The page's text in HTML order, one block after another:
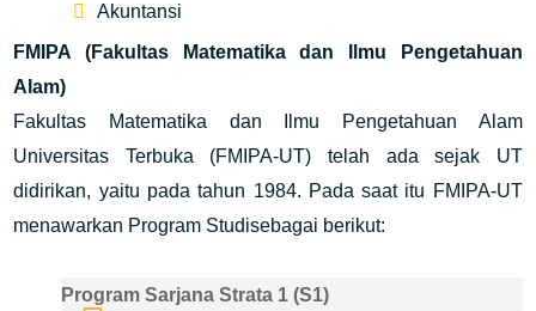
Akuntansi
FMIPA (Fakultas Matematika dan Ilmu Pengetahuan
Alam)
Fakultas Matematika dan Ilmu Pengetahuan Alam
Universitas Terbuka (FMIPA-UT) telah ada sejak UT
didirikan, yaitu pada tahun 1984. Pada saat itu FMIPA-UT
menawarkan Program Studisebagai berikut:
Program Sarjana Strata 1 (S1)